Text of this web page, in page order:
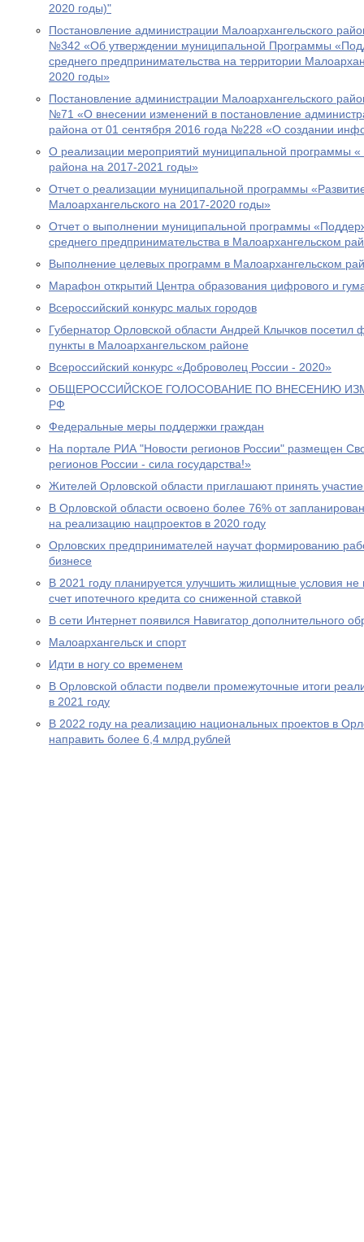
2020 годы)"
Постановление администрации Малоархангельского
№342 «Об утверждении муниципальной Программы
среднего предпринимательства на территории
2020 годы»
Постановление администрации Малоархангельского
№71 «О внесении изменений в постановление
района от 01 сентября 2016 года №228 «О создании
О реализации мероприятий муниципальной программы «
района на 2017-2021 годы»
Отчет о реализации муниципальной программы
Малоархангельского на 2017-2020 годы»
Отчет о выполнении муниципальной программы
среднего предпринимательства в Малоархангельском
Выполнение целевых программ в Малоархангельском
Марафон открытий Центра образования цифрового и
Всероссийский конкурс малых городов
Губернатор Орловской области Андрей Клычков посетил
пункты в Малоархангельском районе
Всероссийский конкурс «Доброволец России - 2020»
ОБЩЕРОССИЙСКОЕ ГОЛОСОВАНИЕ ПО ВНЕСЕНИЮ
РФ
Федеральные меры поддержки граждан
На портале РИА "Новости регионов России" размещен
регионов России - сила государства!»
Жителей Орловской области приглашают принять
В Орловской области освоено более 76% от
на реализацию нацпроектов в 2020 году
Орловских предпринимателей научат формированию
бизнесе
В 2021 году планируется улучшить жилищные условия
счет ипотечного кредита со сниженной ставкой
В сети Интернет появился Навигатор дополнительного
Малоархангельск и спорт
Идти в ногу со временем
В Орловской области подвели промежуточные итоги
в 2021 году
В 2022 году на реализацию национальных проектов в
направить более 6,4 млрд рублей